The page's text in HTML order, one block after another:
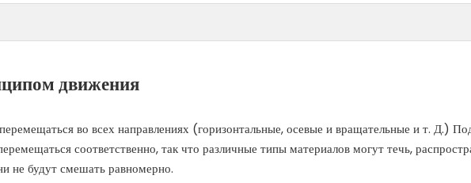
движения
во всех направлениях (горизонтальные, осевые и вращательные и т. Д.)
соответственно, так что различные типы материалов могут течь,
не будут смешать равномерно.